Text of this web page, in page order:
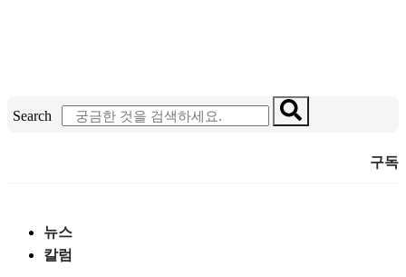
건
Search
구독
뉴스
칼럼